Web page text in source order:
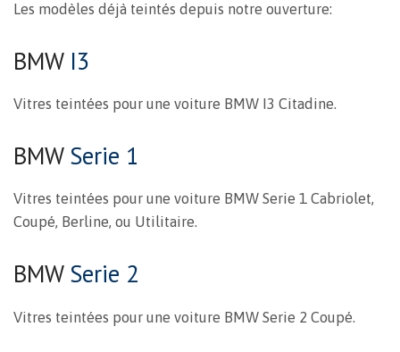
Les modèles déjà teintés depuis notre ouverture:
BMW I3
Vitres teintées pour une voiture BMW I3 Citadine.
BMW Serie 1
Vitres teintées pour une voiture BMW Serie 1 Cabriolet,
Coupé, Berline, ou Utilitaire.
BMW Serie 2
Vitres teintées pour une voiture BMW Serie 2 Coupé.